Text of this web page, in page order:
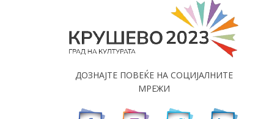
ДОЗНАЈТЕ ПОВЕЌЕ НА СОЦИЈАЛНИТЕ
МРЕЖИ